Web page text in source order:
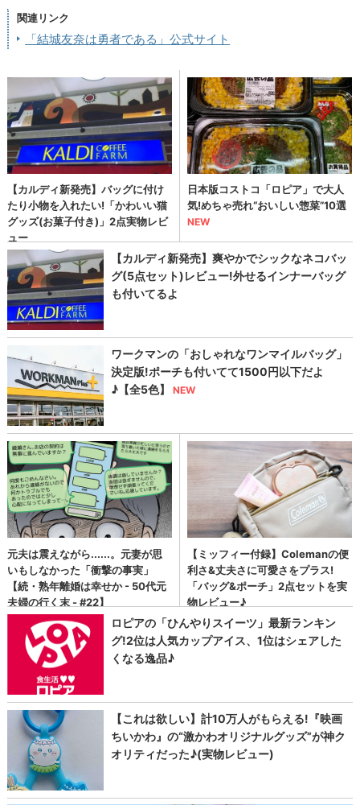
関連リンク
「結城友奈は勇者である」公式サイト